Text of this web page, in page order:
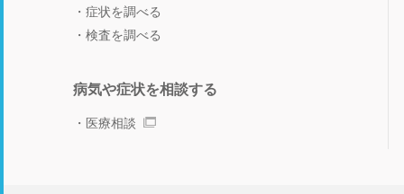
症状を調べる
検査を調べる
病気や症状を相談する
医療相談